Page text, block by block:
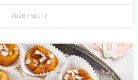
17 במרץ 2026